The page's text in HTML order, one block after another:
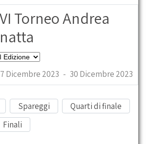
Torneo Andrea
Dicembre 2023 - 30 Dicembre 2023
Spareggi
Quarti di finale
Finali